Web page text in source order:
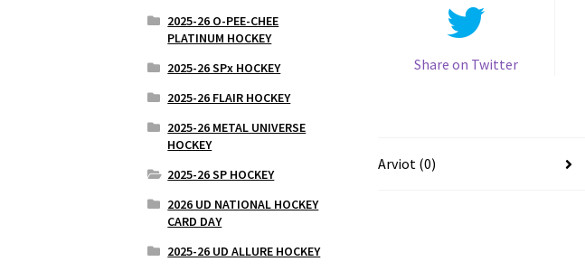
Share on Twitter
Arviot (0)
2025-26 O-PEE-CHEE
PLATINUM HOCKEY
2025-26 SPx HOCKEY
2025-26 FLAIR HOCKEY
2025-26 METAL UNIVERSE
HOCKEY
2025-26 SP HOCKEY
2026 UD NATIONAL HOCKEY
CARD DAY
2025-26 UD ALLURE HOCKEY